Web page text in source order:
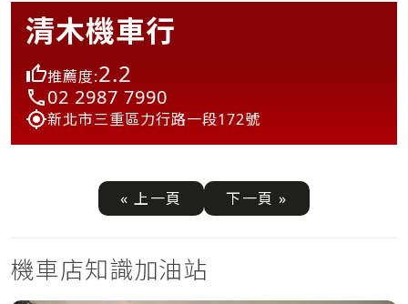
清木機車行
推薦度:2.2
02 2987 7990
新北市三重區力行路一段172號
« 上一頁 下一頁 »
機車店知識加油站